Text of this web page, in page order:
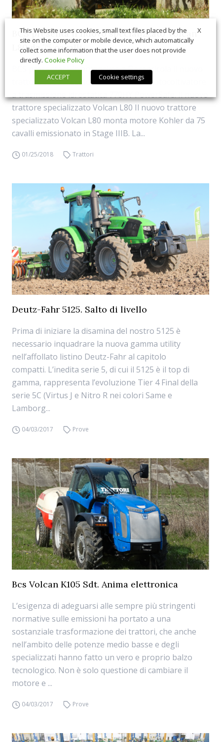
BCS presenta il nuovo specializzato Volcan
L80 da 75 cavalli
BCS presenterà in anteprima a Fieragricola il nuovo
trattore specializzato Volcan L80 e il motocoltivatore
a trasmissione idrostatica 770HY PowerSafe. Il nuovo
trattore specializzato Volcan L80 Il nuovo trattore
specializzato Volcan L80 monta motore Kohler da 75
cavalli emissionato in Stage IIIB. La...
01/25/2018 Trattori
Deutz-Fahr 5125. Salto di livello
Prima di iniziare la disamina del nostro 5125 è
necessario inquadrare la nuova gamma utility
nell’affollato listino Deutz-Fahr al capitolo
compatti. L’inedita serie 5, di cui il 5125 è il top di
gamma, rappresenta l’evoluzione Tier 4 Final della
serie 5C (Virtus J e Nitro R nei colori Same e
Lamborg...
04/03/2017 Prove
Bcs Volcan K105 Sdt. Anima elettronica
L’esigenza di adeguarsi alle sempre più stringenti
normative sulle emissioni ha portato a una
sostanziale trasformazione dei trattori, che anche
nell’ambito delle potenze medio basse e degli
specializzati hanno fatto un vero e proprio balzo
tecnologico. Non è solo questione di cambiare il
motore e ...
04/03/2017 Prove
X
This Website uses cookies, small text files placed by the
site on the computer or mobile device, which automatically
collect some information that the user does not provide
directly. Cookie Policy
ACCEPT
Cookie settings